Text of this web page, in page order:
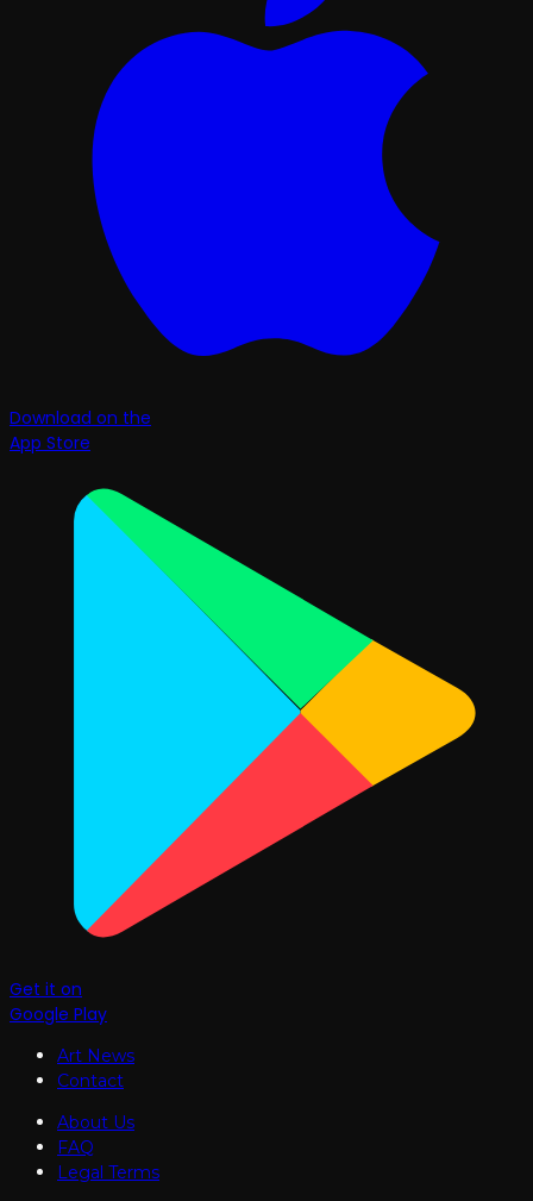
Download on the
App Store
Get it on
Google Play
Art News
Contact
About Us
FAQ
Legal Terms